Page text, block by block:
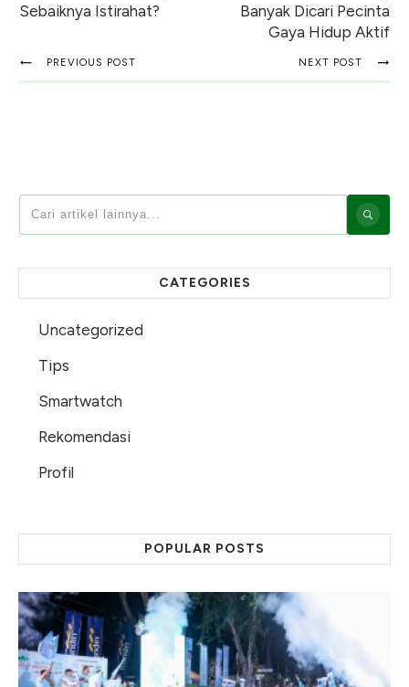
Sebaiknya Istirahat?
Banyak Dicari Pecinta
Gaya Hidup Aktif
PREVIOUS POST NEXT POST
CATEGORIES
Uncategorized
Tips
Smartwatch
Rekomendasi
Profil
POPULAR POSTS